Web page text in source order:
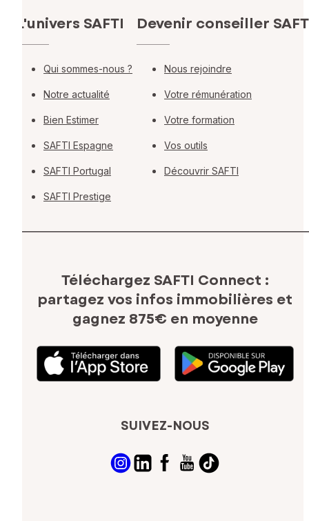
L'univers SAFTI
Qui sommes-nous ?
Notre actualité
Bien Estimer
SAFTI Espagne
SAFTI Portugal
SAFTI Prestige
Devenir conseiller
Nous rejoindre
Votre rémunération
Votre formation
Vos outils
Découvrir SAFTI
Téléchargez SAFTI Connect :
partagez vos infos immobilières et
gagnez 875€ en moyenne
SUIVEZ-NOUS